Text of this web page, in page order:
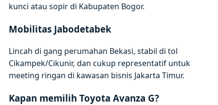
kunci atau sopir di Kabupaten Bogor.
Mobilitas Jabodetabek
Lincah di gang perumahan Bekasi, stabil di tol
Cikampek/Cikunir, dan cukup representatif untuk
meeting ringan di kawasan bisnis Jakarta Timur.
Kapan memilih Toyota Avanza G?